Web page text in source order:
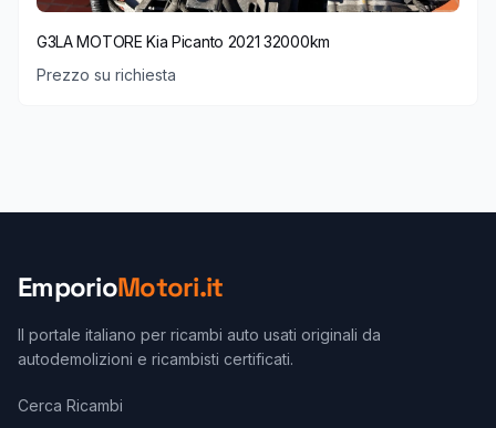
G3LA MOTORE Kia Picanto 2021 32000km
Prezzo su richiesta
EmporioMotori.it
Il portale italiano per ricambi auto usati originali da
autodemolizioni e ricambisti certificati.
Cerca Ricambi